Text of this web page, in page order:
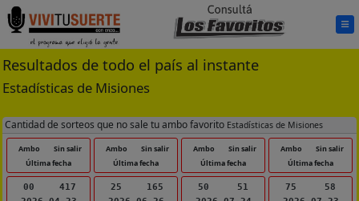
Resultados de todo el país al instante
Estadísticas de Misiones
Cantidad de sorteos que no sale tu ambo favorito Estadísticas de Misiones
Ambo
Sin salir
Última fecha
00
417
Ambo
Sin salir
Última fecha
25
165
Ambo
Sin salir
Última fecha
50
51
Ambo
Sin salir
Última fecha
75
58